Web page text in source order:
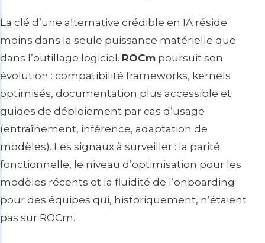
La clé d’une alternative crédible en IA réside
moins dans la seule puissance matérielle que
dans l’outillage logiciel. ROCm poursuit son
évolution : compatibilité frameworks, kernels
optimisés, documentation plus accessible et
guides de déploiement par cas d’usage
(entraînement, inférence, adaptation de
modèles). Les signaux à surveiller : la parité
fonctionnelle, le niveau d’optimisation pour les
modèles récents et la fluidité de l’onboarding
pour des équipes qui, historiquement, n’étaient
pas sur ROCm.